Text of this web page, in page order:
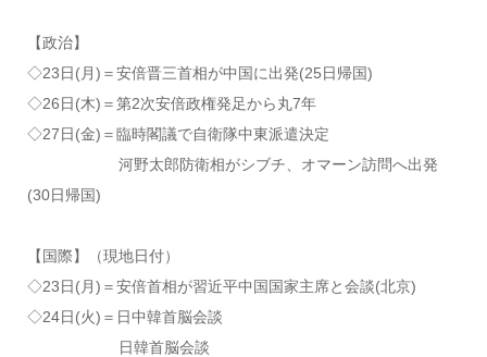
【政治】
◇23日(月)＝安倍晋三首相が中国に出発(25日帰国)
◇26日(木)＝第2次安倍政権発足から丸7年
◇27日(金)＝臨時閣議で自衛隊中東派遣決定
河野太郎防衛相がシブチ、オマーン訪問へ出発
(30日帰国)
【国際】（現地日付）
◇23日(月)＝安倍首相が習近平中国国家主席と会談(北京)
◇24日(火)＝日中韓首脳会談
日韓首脳会談